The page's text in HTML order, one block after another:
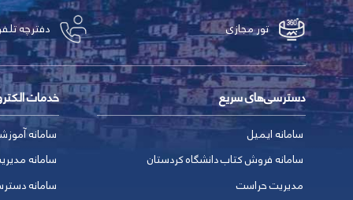
معرفی افراد
ارتباط با ما
تور مجازی دفترچه
دسترسی‌های سریع
سامانه ایمیل
سامانه فروش کتاب دانشگاه کردستان
مدیریت حراست
خدمات
سامانه
سامانه
سامانه